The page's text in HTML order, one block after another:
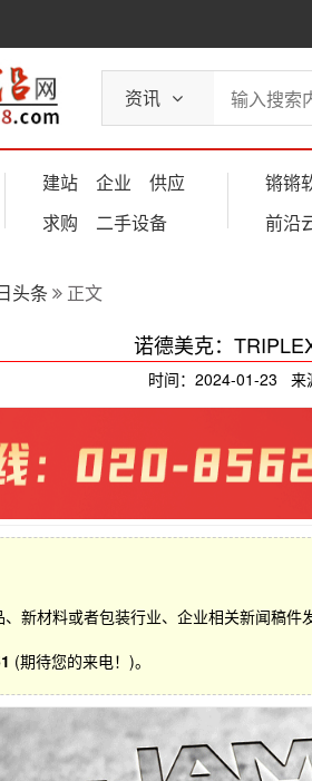
资讯
建站 企业
供应
求购
二手设备
锵锵
前沿
头条 正文
诺德美克：
时间：2024-01-23 来
新材料或者包装行业、企业相关新闻稿件
(期待您的来电！)。